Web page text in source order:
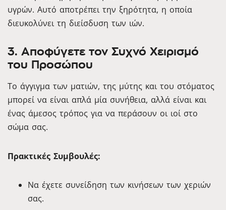
υγρών. Αυτό αποτρέπει την ξηρότητα, η οποία
διευκολύνει τη διείσδυση των ιών.
3. Αποφύγετε τον Συχνό Χειρισμό
του Προσώπου
Το άγγιγμα των ματιών, της μύτης και του στόματος
μπορεί να είναι απλά μία συνήθεια, αλλά είναι και
ένας άμεσος τρόπος για να περάσουν οι ιοί στο
σώμα σας.
Πρακτικές Συμβουλές:
Να έχετε συνείδηση των κινήσεων των χεριών
σας.